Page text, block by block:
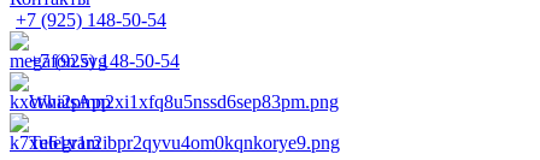
+7 (925) 148-50-54
+7 (925) 148-50-54
WhatsApp
Telegram